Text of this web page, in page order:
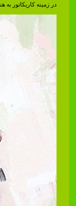
در زمینه کاریکاتور